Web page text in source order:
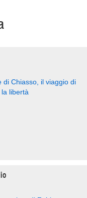
di Chiasso, il viaggio di
libertà